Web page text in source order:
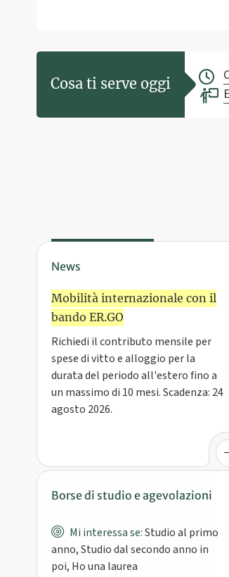
Cosa ti serve oggi
News
Mobilità internazionale con il
bando ER.GO
Richiedi il contributo mensile per
spese di vitto e alloggio per la
durata del periodo all'estero fino a
un massimo di 10 mesi. Scadenza: 24
agosto 2026.
Borse di studio e agevolazioni
Mi interessa se:Studio al primo
anno, Studio dal secondo anno in
poi, Ho una laurea